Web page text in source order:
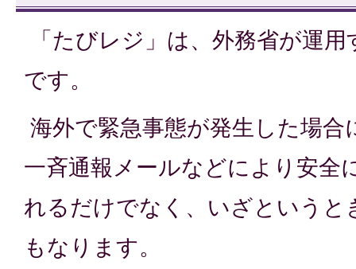
「たびレジ」は、外務省が運
です。
海外で緊急事態が発生した場合
一斉通報メールなどにより安全
れるだけでなく、いざというと
もなります。